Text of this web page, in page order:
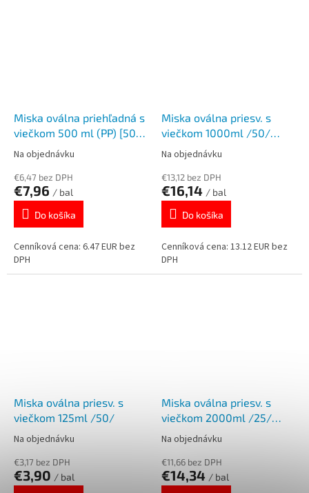
Miska oválna priehľadná s
viečkom 500 ml (PP) [50
ks] 73805
Na objednávku
€6,47 bez DPH
€7,96 / bal
Do košíka
Cenníková cena: 6.47 EUR bez
DPH
Miska oválna priesv. s
viečkom 1000ml /50/
73810
Na objednávku
€13,12 bez DPH
€16,14 / bal
Do košíka
Cenníková cena: 13.12 EUR bez
DPH
Miska oválna priesv. s
viečkom 125ml /50/
Na objednávku
€3,17 bez DPH
€3,90 / bal
Miska oválna priesv. s
viečkom 2000ml /25/
73820
Na objednávku
€11,66 bez DPH
€14,34 / bal